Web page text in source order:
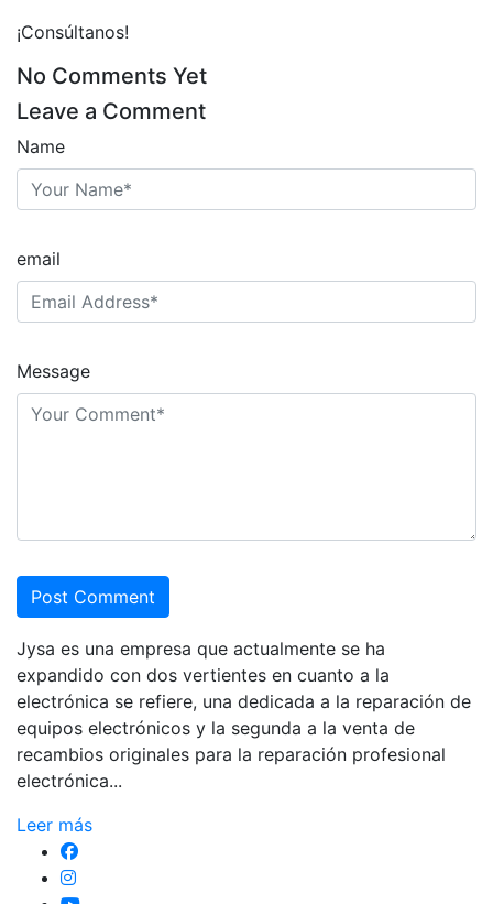
¡Consúltanos!
No Comments Yet
Leave a Comment
Name
email
Message
Post Comment
Jysa es una empresa que actualmente se ha
expandido con dos vertientes en cuanto a la
electrónica se refiere, una dedicada a la reparación de
equipos electrónicos y la segunda a la venta de
recambios originales para la reparación profesional
electrónica...
Leer más